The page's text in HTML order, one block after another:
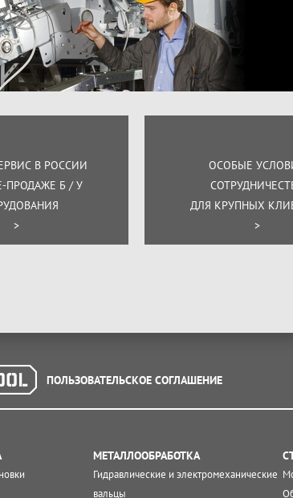
В РОССИИ
ПРОДАЖЕ Б / У
>
ОСОБЫЕ
ДЛЯ КРУПНЫХ
>
ПОЛЬЗОВАТЕЛЬСКОЕ СОГЛАШЕНИЕ
МЕТАЛЛООБРАБОТКА
Гидравлические и электромеханические
вальцы